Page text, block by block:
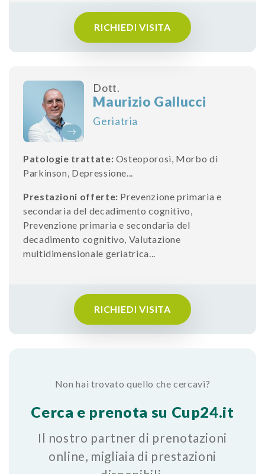
RICHIEDI VISITA
Dott.
Maurizio Gallucci
Geriatria
Patologie trattate: Osteoporosi Morbo di
Parkinson Depressione
Prestazioni offerte: Prevenzione primaria e
secondaria del decadimento cognitivo
Prevenzione primaria e secondaria del
decadimento cognitivo Valutazione
multidimensionale geriatrica
RICHIEDI VISITA
Non hai trovato quello che cercavi?
Cerca e prenota su Cup24.it
Il nostro partner di prenotazioni
online, migliaia di prestazioni